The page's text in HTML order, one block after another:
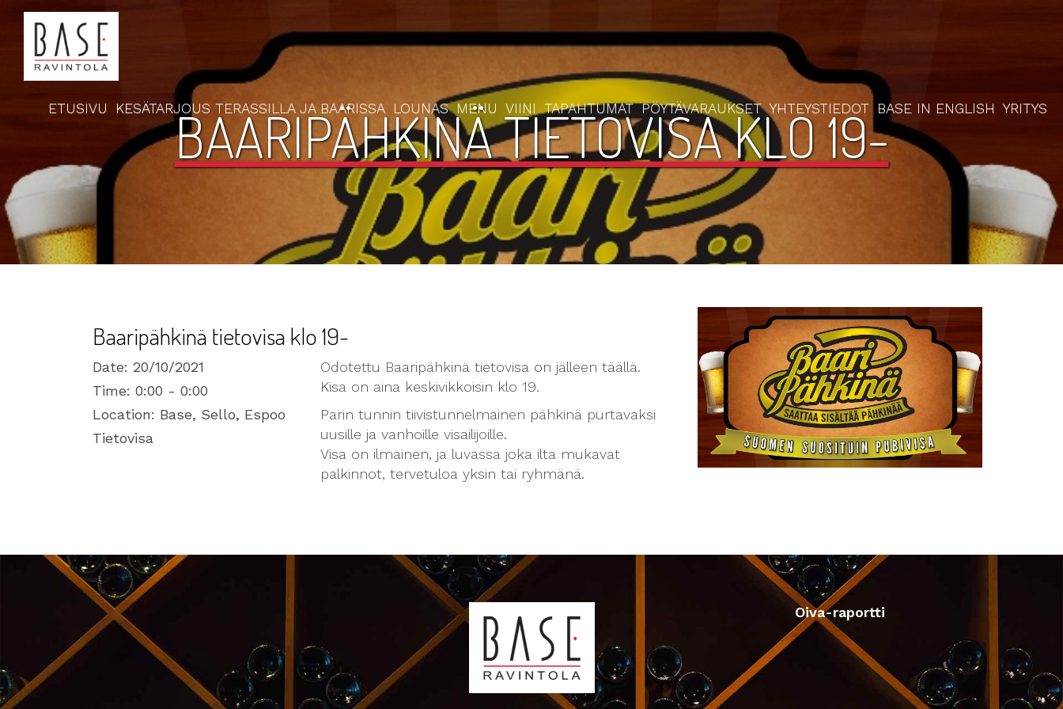
ETUSIVU KESÄTARJOUS TERASSILLA JA BAARISSA LOUNAS MENU VIINI TAPAHTUMAT PÖYTÄVARAUKSET YHTEYSTIEDOT BASE IN ENGLISH YRITYS
BAARIPÄHKINÄ TIETOVISA KLO 19-
Baaripähkinä tietovisa klo 19-
Date: 20/10/2021
Time: 0:00 - 0:00
Location: Base, Sello, Espoo
Tietovisa
Odotettu Baaripähkinä tietovisa on jälleen täällä.
Kisa on aina keskivikkoisin klo 19.
Parin tunnin tiivistunnelmainen pähkinä purtavaksi
uusille ja vanhoille visailijoille.
Visa on ilmainen, ja luvassa joka ilta mukavat
palkinnot, tervetuloa yksin tai ryhmänä.
Oiva-raportti